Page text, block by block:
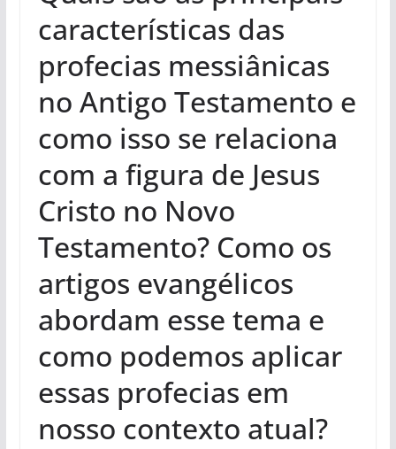
características das
profecias messiânicas
no Antigo Testamento e
como isso se relaciona
com a figura de Jesus
Cristo no Novo
Testamento? Como os
artigos evangélicos
abordam esse tema e
como podemos aplicar
essas profecias em
nosso contexto atual?